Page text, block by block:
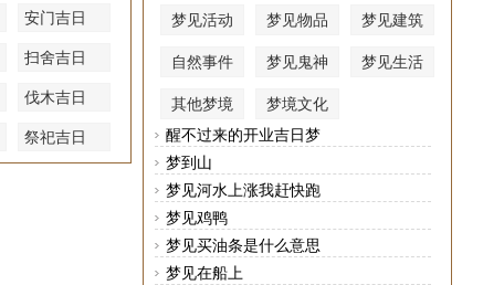
安门吉日
扫舍吉日
伐木吉日
祭祀吉日
梦见活动 梦见物品 梦见建筑
自然事件 梦见鬼神 梦见生活
其他梦境
梦境文化
醒不过来的开业吉日梦
梦到山
梦见河水上涨我赶快跑
梦见鸡鸭
梦见买油条是什么意思
梦见在船上